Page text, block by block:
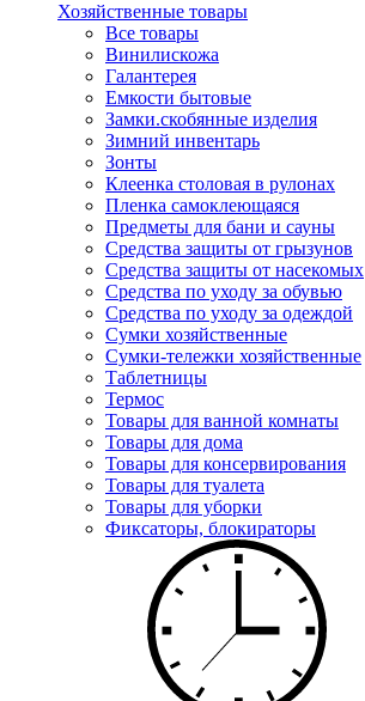
Хозяйственные товары
Все товары
Винилискожа
Галантерея
Емкости бытовые
Замки.скобянные изделия
Зимний инвентарь
Зонты
Клеенка столовая в рулонах
Пленка самоклеющаяся
Предметы для бани и сауны
Средства защиты от грызунов
Средства защиты от насекомых
Средства по уходу за обувью
Средства по уходу за одеждой
Сумки хозяйственные
Сумки-тележки хозяйственные
Таблетницы
Термос
Товары для ванной комнаты
Товары для дома
Товары для консервирования
Товары для туалета
Товары для уборки
Фиксаторы, блокираторы